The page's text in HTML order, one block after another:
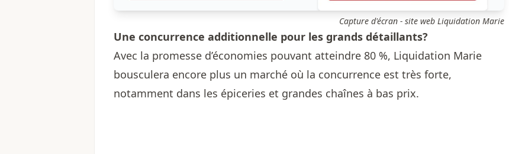
Capture d'écran - site web Liquidation Marie
Une concurrence additionnelle pour les grands détaillants?
Avec la promesse d’économies pouvant atteindre 80 %, Liquidation Marie
bousculera encore plus un marché où la concurrence est très forte,
notamment dans les épiceries et grandes chaînes à bas prix.